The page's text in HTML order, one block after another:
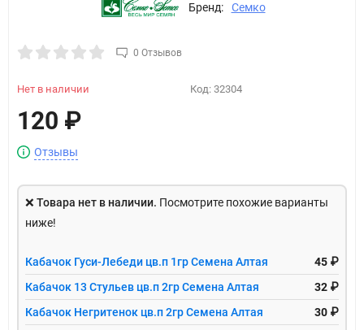
Бренд: Семко
0 Отзывов
Нет в наличии Код: 32304
120 ₽
Отзывы
❌ Товара нет в наличии. Посмотрите похожие варианты
ниже!
Кабачок Гуси-Лебеди цв.п 1гр Семена Алтая
45 ₽
Кабачок 13 Стульев цв.п 2гр Семена Алтая
32 ₽
Кабачок Негритенок цв.п 2гр Семена Алтая
30 ₽